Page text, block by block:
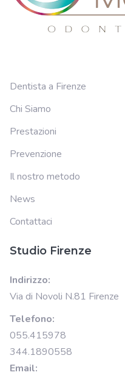
Dentista a Firenze
Chi Siamo
Prestazioni
Prevenzione
Il nostro metodo
News
Contattaci
Studio Firenze
Indirizzo:
Via di Novoli N.81 Firenze
Telefono:
055.415978
344.1890558
Email: